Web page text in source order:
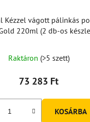
Kézzel vágott pálinkás
220ml (2 db-os
Raktáron (>5 szett)
73 283 Ft
KOSÁRBA